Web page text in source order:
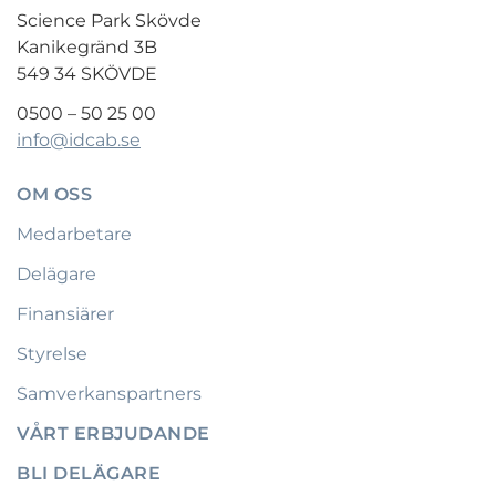
Science Park Skövde
Kanikegränd 3B
549 34 SKÖVDE
0500 – 50 25 00
info@idcab.se
OM OSS
Medarbetare
Delägare
Finansiärer
Styrelse
Samverkanspartners
VÅRT ERBJUDANDE
BLI DELÄGARE